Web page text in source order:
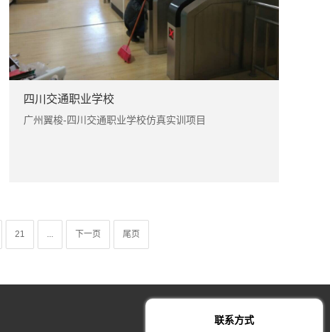
四川交通职业学校
广州翼梭-四川交通职业学校仿真实训项目
21 ... 下一页 尾页
联系方式